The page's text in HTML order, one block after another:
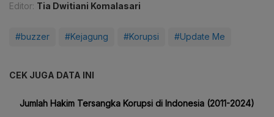
Editor: Tia Dwitiani Komalasari
#buzzer #Kejagung #Korupsi #Update Me
CEK JUGA DATA INI